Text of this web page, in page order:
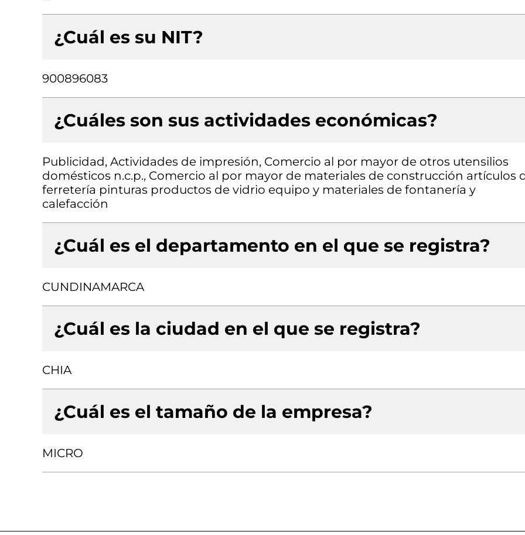
¿Cuál es su NIT?
900896083
¿Cuáles son sus actividades económicas?
Publicidad, Actividades de impresión, Comercio al por mayor de otros utensilios
domésticos n.c.p., Comercio al por mayor de materiales de construcción artículos
ferretería pinturas productos de vidrio equipo y materiales de fontanería y
calefacción
¿Cuál es el departamento en el que se registra?
CUNDINAMARCA
¿Cuál es la ciudad en el que se registra?
CHIA
¿Cuál es el tamaño de la empresa?
MICRO